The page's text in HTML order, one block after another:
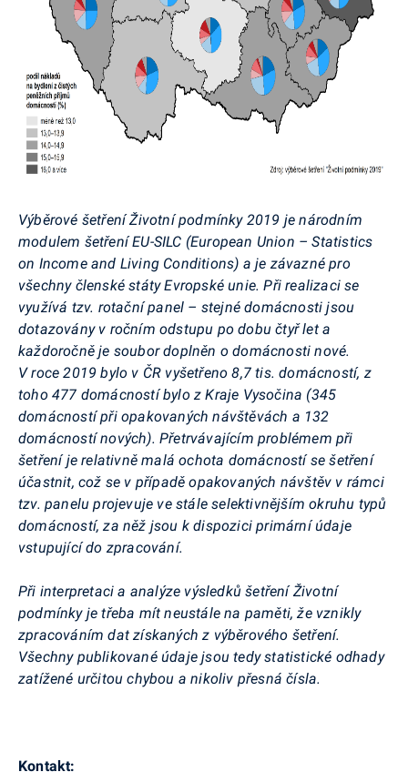
Výběrové šetření Životní podmínky 2019 je národním
modulem šetření EU-SILC (European Union –Statistics
on Incomeand Living Conditions) a je závazné pro
všechny členské státy Evropské unie. Při realizaci se
využívá tzv. rotační panel – stejné domácnosti jsou
dotazovány v ročním odstupu po dobu čtyř let a
každoročně je soubor doplněn o domácnosti nové.
V roce 2019 bylo v ČR vyšetřeno 8,7 tis. domácností, z
toho 477 domácností bylo z Kraje Vysočina (345
domácností při opakovaných návštěvách a 132
domácností nových). Přetrvávajícím problémem při
šetření je relativně malá ochota domácností se šetření
účastnit, což se v případě opakovaných návštěv v rámci
tzv. panelu projevuje ve stále selektivnějším okruhu typů
domácností, za něž jsou k dispozici primární údaje
vstupující do zpracování.
Při interpretaci a analýze výsledků šetření Životní
podmínky je třeba mít neustále na paměti, že vznikly
zpracováním dat získaných z výběrového šetření.
Všechny publikované údaje jsou tedy statistické odhady
zatížené určitou chybou a nikoliv přesná čísla.
Kontakt: